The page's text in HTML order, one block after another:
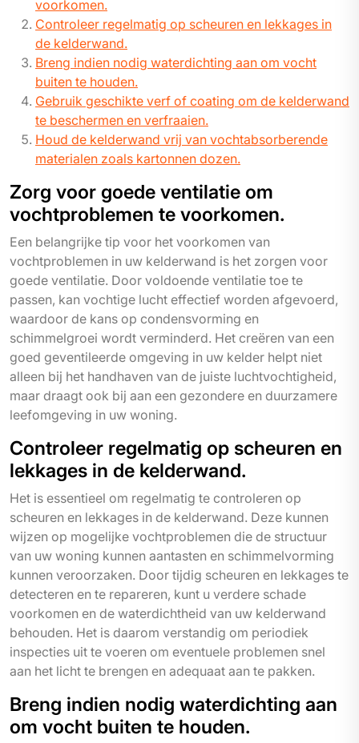
voorkomen.
Controleer regelmatig op scheuren en lekkages in
de kelderwand.
Breng indien nodig waterdichting aan om vocht
buiten te houden.
Gebruik geschikte verf of coating om de kelderwand
te beschermen en verfraaien.
Houd de kelderwand vrij van vochtabsorberende
materialen zoals kartonnen dozen.
Zorg voor goede ventilatie om
vochtproblemen te voorkomen.
Een belangrijke tip voor het voorkomen van
vochtproblemen in uw kelderwand is het zorgen voor
goede ventilatie. Door voldoende ventilatie toe te
passen, kan vochtige lucht effectief worden afgevoerd,
waardoor de kans op condensvorming en
schimmelgroei wordt verminderd. Het creëren van een
goed geventileerde omgeving in uw kelder helpt niet
alleen bij het handhaven van de juiste luchtvochtigheid,
maar draagt ook bij aan een gezondere en duurzamere
leefomgeving in uw woning.
Controleer regelmatig op scheuren en
lekkages in de kelderwand.
Het is essentieel om regelmatig te controleren op
scheuren en lekkages in de kelderwand. Deze kunnen
wijzen op mogelijke vochtproblemen die de structuur
van uw woning kunnen aantasten en schimmelvorming
kunnen veroorzaken. Door tijdig scheuren en lekkages te
detecteren en te repareren, kunt u verdere schade
voorkomen en de waterdichtheid van uw kelderwand
behouden. Het is daarom verstandig om periodiek
inspecties uit te voeren om eventuele problemen snel
aan het licht te brengen en adequaat aan te pakken.
Breng indien nodig waterdichting aan
om vocht buiten te houden.